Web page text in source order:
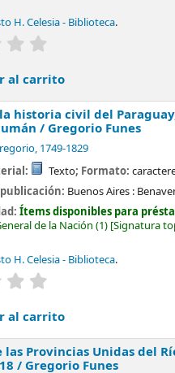
H. Celesia - Biblioteca.
al carrito
historia civil del
/ Gregorio Funes
, 1749-1829
Texto; Formato:
Buenos Aires :
Ítems disponibles para
de la Nación (1) Signatura
H. Celesia - Biblioteca.
al carrito
Provincias Unidas del
/ Gregorio Funes